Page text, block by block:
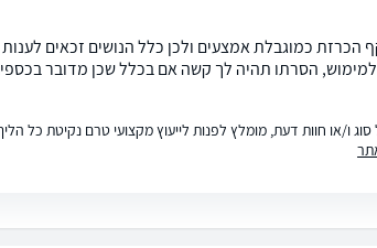
הכרזת כמוגבלת אמצעים ולכן כלל הנושים זכאים
למימוש, הסרתו תהיה לך קשה אם בכלל שכן מדובר
ו/או חוות דעת, מומלץ לפנות לייעוץ מקצועי טרם נקיטת כל